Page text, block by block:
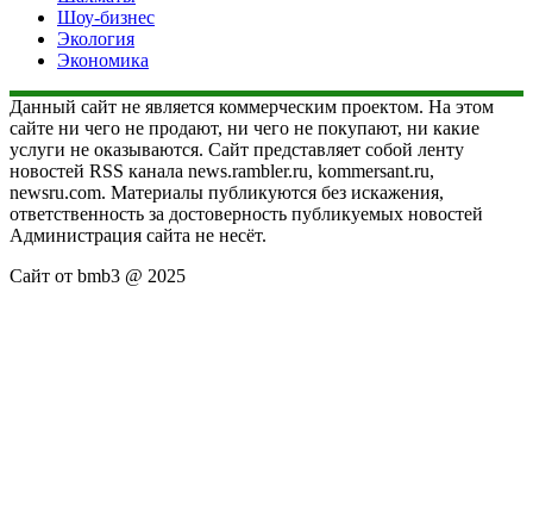
Шоу-бизнес
Экология
Экономика
Данный сайт не является коммерческим проектом. На этом
сайте ни чего не продают, ни чего не покупают, ни какие
услуги не оказываются. Сайт представляет собой ленту
новостей RSS канала news.rambler.ru, kommersant.ru,
newsru.com. Материалы публикуются без искажения,
ответственность за достоверность публикуемых новостей
Администрация сайта не несёт.
Сайт от bmb3 @ 2025